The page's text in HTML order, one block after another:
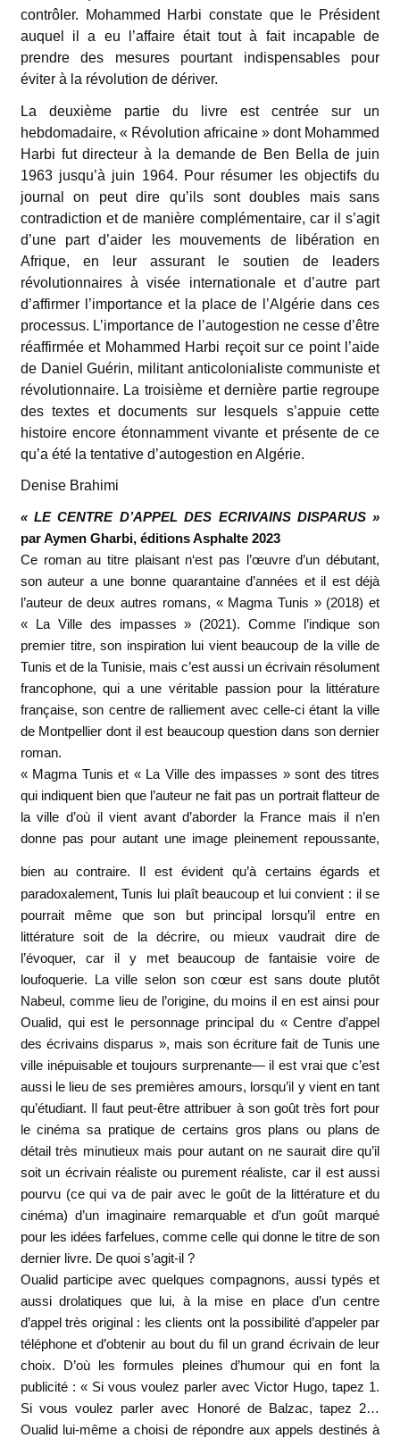
contrôler. Mohammed Harbi constate que le Président
auquel il a eu l’affaire était tout à fait incapable de
prendre des mesures pourtant indispensables pour
éviter à la révolution de dériver.
La deuxième partie du livre est centrée sur un
hebdomadaire, « Révolution africaine » dont Mohammed
Harbi fut directeur à la demande de Ben Bella de juin
1963 jusqu’à juin 1964. Pour résumer les objectifs du
journal on peut dire qu’ils sont doubles mais sans
contradiction et de manière complémentaire, car il s’agit
d’une part d’aider les mouvements de libération en
Afrique, en leur assurant le soutien de leaders
révolutionnaires à visée internationale et d’autre part
d’affirmer l’importance et la place de l’Algérie dans ces
processus. L’importance de l’autogestion ne cesse d’être
réaffirmée et Mohammed Harbi reçoit sur ce point l’aide
de Daniel Guérin, militant anticolonialiste communiste et
révolutionnaire. La troisième et dernière partie regroupe
des textes et documents sur lesquels s’appuie cette
histoire encore étonnamment vivante et présente de ce
qu’a été la tentative d’autogestion en Algérie.
Denise Brahimi
« LE CENTRE D’APPEL DES ECRIVAINS DISPARUS »
par Aymen Gharbi, éditions Asphalte 2023
Ce roman au titre plaisant n‘est pas l’œuvre d’un débutant,
son auteur a une bonne quarantaine d’années et il est déjà
l’auteur de deux autres romans, « Magma Tunis » (2018) et
« La Ville des impasses » (2021). Comme l’indique son
premier titre, son inspiration lui vient beaucoup de la ville de
Tunis et de la Tunisie, mais c’est aussi un écrivain résolument
francophone, qui a une véritable passion pour la littérature
française, son centre de ralliement avec celle-ci étant la ville
de Montpellier dont il est beaucoup question dans son dernier
roman.
« Magma Tunis et « La Ville des impasses » sont des titres
qui indiquent bien que l’auteur ne fait pas un portrait flatteur de
la ville d’où il vient avant d’aborder la France mais il n’en
donne pas pour autant une image pleinement repoussante,
bien au contraire. Il est évident qu’à certains égards et
paradoxalement, Tunis lui plaît beaucoup et lui convient : il se
pourrait même que son but principal lorsqu’il entre en
littérature soit de la décrire, ou mieux vaudrait dire de
l’évoquer, car il y met beaucoup de fantaisie voire de
loufoquerie. La ville selon son cœur est sans doute plutôt
Nabeul, comme lieu de l’origine, du moins il en est ainsi pour
Oualid, qui est le personnage principal du « Centre d’appel
des écrivains disparus », mais son écriture fait de Tunis une
ville inépuisable et toujours surprenante— il est vrai que c’est
aussi le lieu de ses premières amours, lorsqu’il y vient en tant
qu’étudiant. Il faut peut-être attribuer à son goût très fort pour
le cinéma sa pratique de certains gros plans ou plans de
détail très minutieux mais pour autant on ne saurait dire qu’il
soit un écrivain réaliste ou purement réaliste, car il est aussi
pourvu (ce qui va de pair avec le goût de la littérature et du
cinéma) d’un imaginaire remarquable et d’un goût marqué
pour les idées farfelues, comme celle qui donne le titre de son
dernier livre. De quoi s’agit-il ?
Oualid participe avec quelques compagnons, aussi typés et
aussi drolatiques que lui, à la mise en place d’un centre
d’appel très original : les clients ont la possibilité d’appeler par
téléphone et d’obtenir au bout du fil un grand écrivain de leur
choix. D’où les formules pleines d’humour qui en font la
publicité : « Si vous voulez parler avec Victor Hugo, tapez 1.
Si vous voulez parler avec Honoré de Balzac, tapez 2…
Oualid lui-même a choisi de répondre aux appels destinés à